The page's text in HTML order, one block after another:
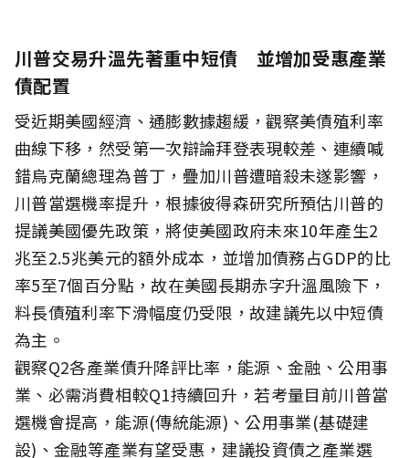
川普交易升溫先著重中短債 並增加受惠產業
債配置
受近期美國經濟、通膨數據趨緩，觀察美債殖利率
曲線下移，然受第一次辯論拜登表現較差、連續喊
錯烏克蘭總理為普丁，疊加川普遭暗殺未遂影響，
川普當選機率提升，根據彼得森研究所預估川普的
提議美國優先政策，將使美國政府未來10年產生2
兆至2.5兆美元的額外成本，並增加債務占GDP的比
率5至7個百分點，故在美國長期赤字升溫風險下，
料長債殖利率下滑幅度仍受限，故建議先以中短債
為主。
觀察Q2各產業債升降評比率，能源、金融、公用事
業、必需消費相較Q1持續回升，若考量目前川普當
選機會提高，能源(傳統能源)、公用事業(基礎建
設)、金融等產業有望受惠，建議投資債之產業選